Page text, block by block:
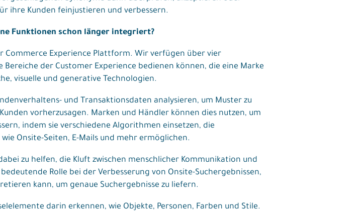
ihre Kunden feinjustieren und verbessern.
Funktionen schon länger integriert?
Experience Plattform. Wir verfügen über vier
der Customer Experience bedienen können, die eine Marke
visuelle und generative Technologien.
und Transaktionsdaten analysieren, um Muster zu
vorherzusagen. Marken und Händler können dies nutzen, um
indem sie verschiedene Algorithmen einsetzen, die
Onsite-Seiten, E-Mails und mehr ermöglichen.
zu helfen, die Kluft zwischen menschlicher Kommunikation und
Rolle bei der Verbesserung von Onsite-Suchergebnissen,
kann, um genaue Suchergebnisse zu liefern.
darin erkennen, wie Objekte, Personen, Farben und Stile.